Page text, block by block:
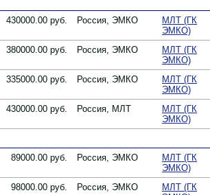
430000.00 руб. Россия, ЭМКО
МЛТ (ГК
ЭМКО)
380000.00 руб. Россия, ЭМКО
МЛТ (ГК
ЭМКО)
335000.00 руб. Россия, ЭМКО
МЛТ (ГК
ЭМКО)
430000.00 руб. Россия, МЛТ
МЛТ (ГК
ЭМКО)
89000.00 руб. Россия, ЭМКО
МЛТ (ГК
ЭМКО)
98000.00 руб. Россия, ЭМКО
МЛТ (ГК